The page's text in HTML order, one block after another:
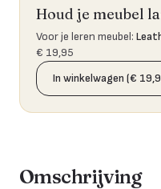
Houd je meubel
Voor je leren meubel:
€ 19,95
In winkelwagen (€
Omschrijving